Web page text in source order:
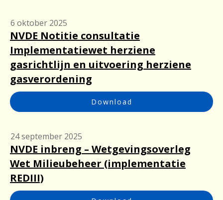
6 oktober 2025
NVDE Notitie consultatie
Implementatiewet herziene
gasrichtlijn en uitvoering herziene
gasverordening
Download
24 september 2025
NVDE inbreng – Wetgevingsoverleg
Wet Milieubeheer (implementatie
REDIII)